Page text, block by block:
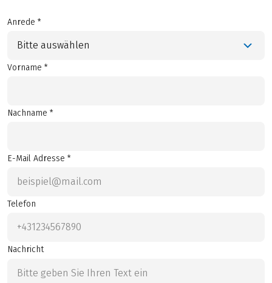
Anrede *
Bitte auswählen
Vorname *
Nachname *
E-Mail Adresse *
Telefon
Nachricht